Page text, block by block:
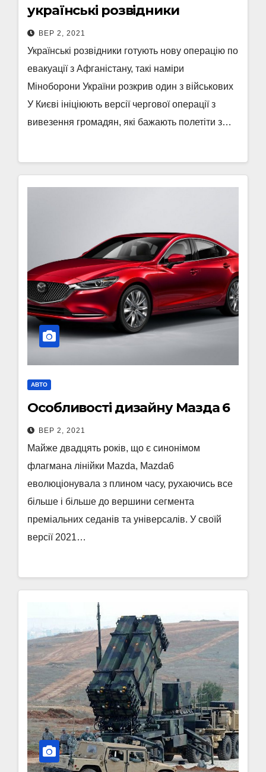
українські розвідники
ВЕР 2, 2021
Українські розвідники готують нову операцію по
евакуації з Афганістану, такі наміри
Міноборони України розкрив один з військових
У Києві ініціюють версії чергової операції з
вивезення громадян, які бажають полетіти з…
АВТО
Особливості дизайну Мазда 6
ВЕР 2, 2021
Майже двадцять років, що є синонімом
флагмана лінійки Mazda, Mazda6
еволюціонувала з плином часу, рухаючись все
більше і більше до вершини сегмента
преміальних седанів та універсалів. У своїй
версії 2021…